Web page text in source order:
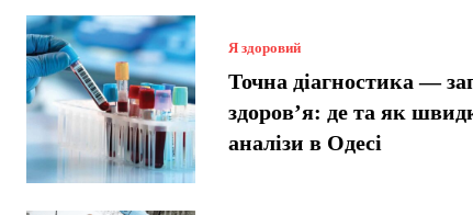
Я здоровий
Точна діагностика —
здоров’я: де та як
аналізи в Одесі